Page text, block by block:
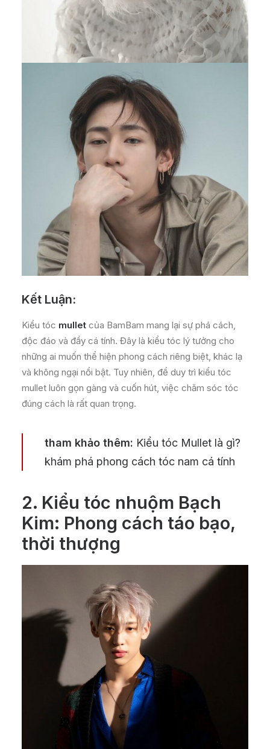
Kết Luận:
Kiểu tóc mullet của BamBam mang lại sự phá cách,
độc đáo và đầy cá tính. Đây là kiểu tóc lý tưởng cho
những ai muốn thể hiện phong cách riêng biệt, khác lạ
và không ngại nổi bật. Tuy nhiên, để duy trì kiểu tóc
mullet luôn gọn gàng và cuốn hút, việc chăm sóc tóc
đúng cách là rất quan trọng.
tham khảo thêm: Kiểu tóc Mullet là gì?
khám phá phong cách tóc nam cá tính
2. Kiểu tóc nhuộm Bạch
Kim: Phong cách táo bạo,
thời thượng